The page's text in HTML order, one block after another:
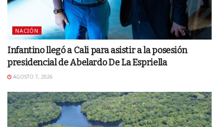
NACIÓN
Infantino llegó a Cali para asistir a la posesión
presidencial de Abelardo De La Espriella
AGOSTO 7, 2026